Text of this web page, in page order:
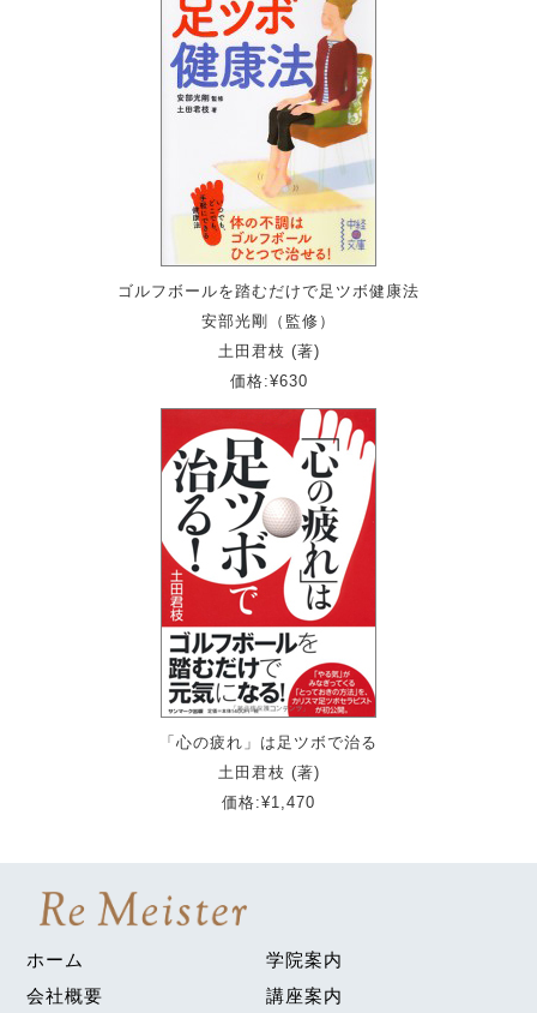
ゴルフボールを踏むだけで足ツボ健康法
安部光剛（監修）
土田君枝 (著)
価格:¥630
「心の疲れ」は足ツボで治る
土田君枝 (著)
価格:¥1,470
ホーム
学院案内
会社概要
講座案内